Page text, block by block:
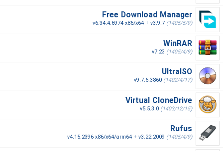
Free Download Manager
v6.34.4.6974 x86/x64 + v3.9.7 (1405/5/9)
WinRAR
v7.23 (1405/4/9)
UltraISO
v9.7.6.3860 (1402/4/17)
Virtual CloneDrive
v5.5.3.0 (1403/12/15)
Rufus
v4.15.2396 x86/x64/arm64 + v3.22.2009 (1405/4/9)